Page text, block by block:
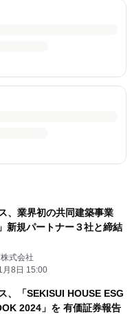
、業界初の共同建築事業
新規パートナー３社と締結
式会社
月8日 15:00
、「SEKISUI HOUSE ESG
2024」を 有価証券報告